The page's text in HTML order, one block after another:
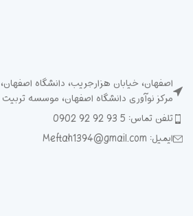
اصفهان، خیابان هزارجریب، دانشگاه
مرکز نوآوری دانشگاه اصفهان، موسسه
تلفن تماس: 5 93 92 92 0902
ایمیل: Meftah1394@gmail.com